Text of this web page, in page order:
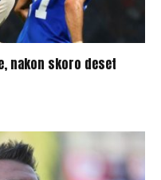
nakon skoro deset